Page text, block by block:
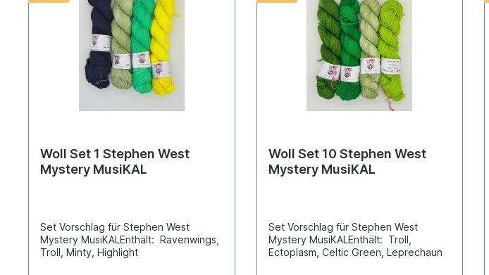
Woll Set 1 Stephen West
Mystery MusiKAL
Set Vorschlag für Stephen West
Mystery MusiKALEnthält: Ravenwings,
Troll, Minty, Highlight
Woll Set 10 Stephen West
Mystery MusiKAL
Set Vorschlag für Stephen West
Mystery MusiKALEnthält: Troll,
Ectoplasm, Celtic Green, Leprechaun